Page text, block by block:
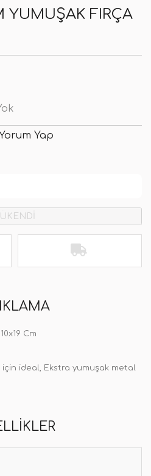
YUMUŞAK FIRÇA
Yap
Cm
ideal, Ekstra yumuşak metal